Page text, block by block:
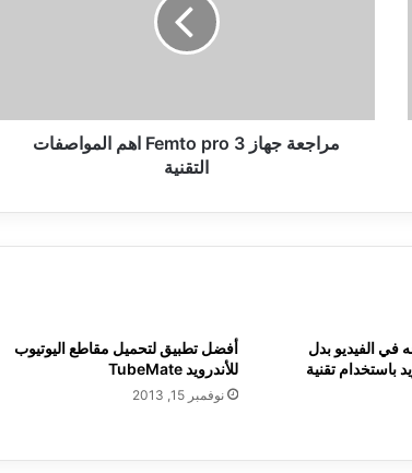
مراجعة جهاز Femto pro 3 اهم المواصفات
التقنية
في الفيديو بدل
باستخدام تقنية
أفضل تطبيق لتحميل مقاطع اليوتيوب
للأندرويد TubeMate
نوفمبر 15, 2013